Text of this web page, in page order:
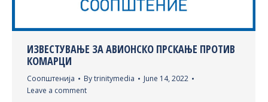
ИЗВЕСТУВАЊЕ ЗА АВИОНСКО ПРСКАЊЕ ПРОТИВ
КОМАРЦИ
Соопштенија Bytrinitymedia
June 14, 2022
Leave a comment